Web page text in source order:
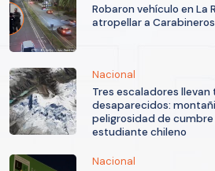
Robaron vehículo en La
atropellar a
Nacional
Tres escaladores llevan
desaparecidos:
peligrosidad de cumbre
estudiante chileno
Nacional